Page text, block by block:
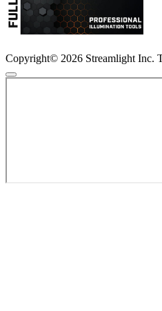
Copyright© 2026 Streamlight Inc.